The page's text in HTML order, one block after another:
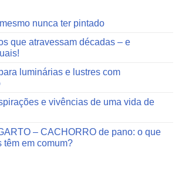
nunca ter pintado
que atravessam décadas – e
luminárias e lustres com
e vivências de uma vida de
– CACHORRO de pano: o que
têm em comum?